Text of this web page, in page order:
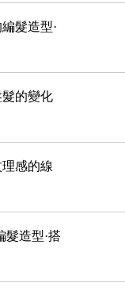
髮造型·
髮的變化
理感的線
髮造型·搭